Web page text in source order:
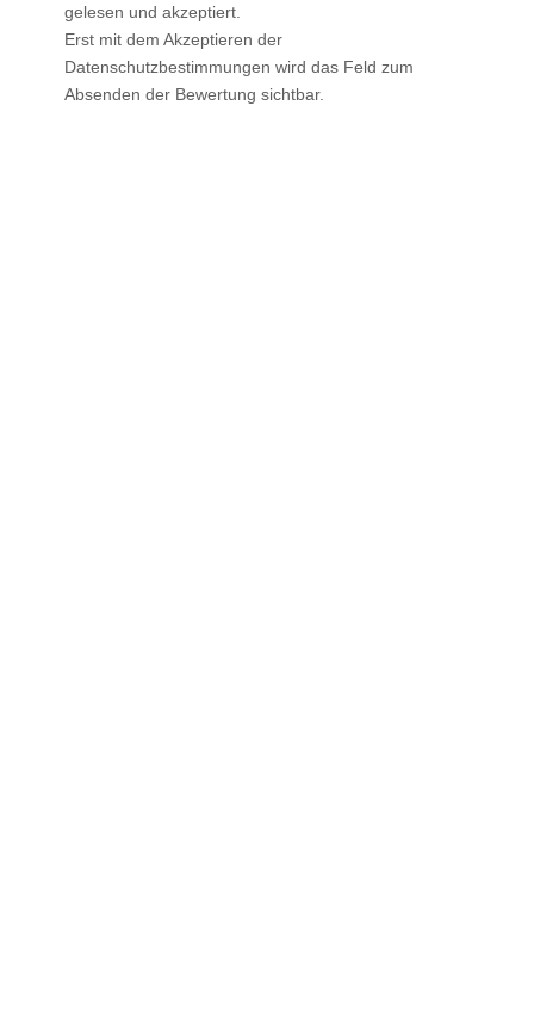
gelesen und akzeptiert.
Erst mit dem Akzeptieren der
Datenschutzbestimmungen wird das Feld zum
Absenden der Bewertung sichtbar.